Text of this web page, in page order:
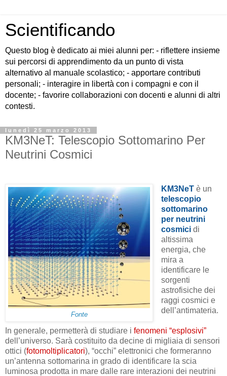
Scientificando
Questo blog è dedicato ai miei alunni per: - riflettere insieme
sui percorsi di apprendimento da un punto di vista
alternativo al manuale scolastico; - apportare contributi
personali; - interagire in libertà con i compagni e con il
docente; - favorire collaborazioni con docenti e alunni di altri
contesti.
lunedì 25 marzo 2013
KM3NeT: Telescopio Sottomarino Per
Neutrini Cosmici
Fonte
KM3NeTè un
telescopio
sottomarino
per neutrini
cosmicidi
altissima
energia, che
mira a
identificare le
sorgenti
astrofisiche dei
raggi cosmici e
dell’antimateria.
In generale, permetterà di studiare i fenomeni “esplosivi”
dell’universo. Sarà costituito da decine di migliaia di sensori
ottici (fotomoltiplicatori), “occhi” elettronici che formeranno
un’antenna sottomarina in grado di identificare la scia
luminosa prodotta in mare dalle rare interazioni dei neutrini